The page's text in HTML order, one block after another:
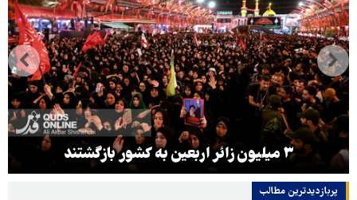
۳ میلیون زائر اربعین به کشور بازگشتند
پربازدیدترین‌ مطالب